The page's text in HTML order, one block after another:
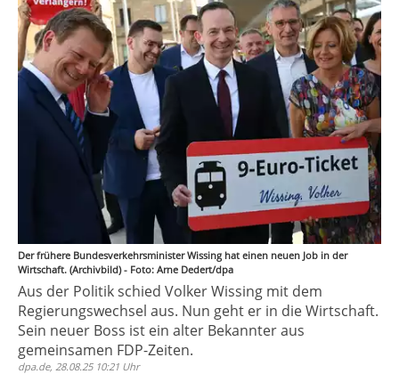
Der frühere Bundesverkehrsminister Wissing hat einen neuen Job in der
Wirtschaft. (Archivbild) - Foto: Arne Dedert/dpa
Aus der Politik schied Volker Wissing mit dem
Regierungswechsel aus. Nun geht er in die Wirtschaft.
Sein neuer Boss ist ein alter Bekannter aus
gemeinsamen FDP-Zeiten.
dpa.de, 28.08.25 10:21 Uhr